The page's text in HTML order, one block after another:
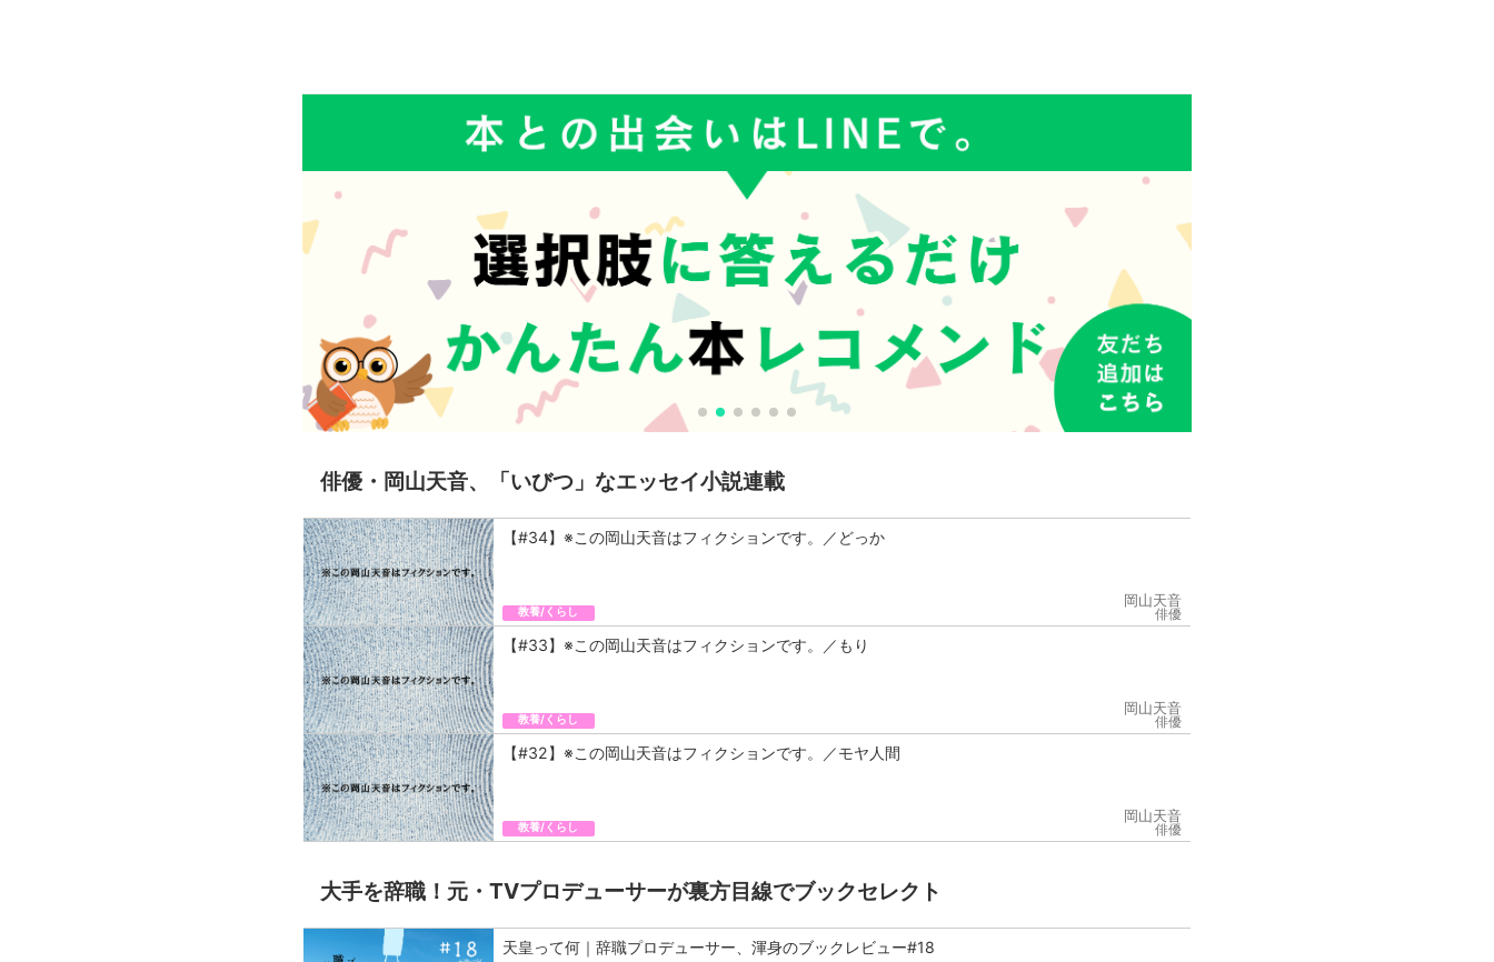
俳優・岡山天音、「いびつ」なエッセイ小説連載
【#34】※この岡山天音はフィクションです。／どっか
教養/くらし
岡山天音
俳優
【#33】※この岡山天音はフィクションです。／もり
教養/くらし
岡山天音
俳優
【#32】※この岡山天音はフィクションです。／モヤ人間
教養/くらし
岡山天音
俳優
大手を辞職！元・TVプロデューサーが裏方目線でブックセレクト
天皇って何｜辞職プロデューサー、渾身のブックレビュー#18